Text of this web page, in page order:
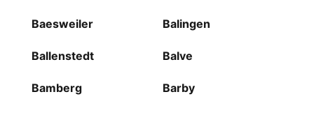
Baesweiler Balingen
Ballenstedt Balve
Bamberg Barby